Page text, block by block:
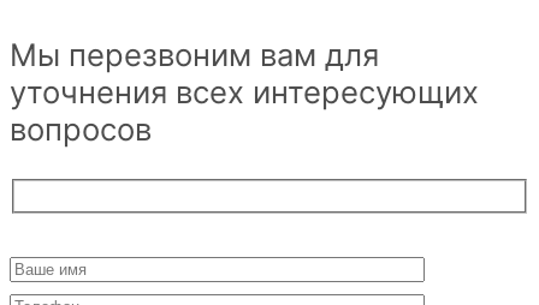
Мы перезвоним вам для
уточнения всех интересующих
вопросов